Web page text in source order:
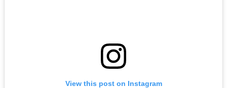
View this post on Instagram